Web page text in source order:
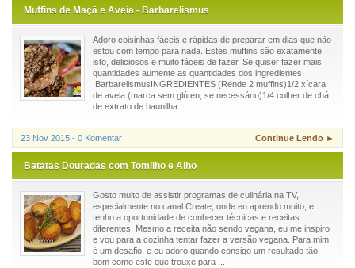
Muffins de Maçã e Aveia - Barbarelismus
Adoro coisinhas fáceis e rápidas de preparar em dias que não
estou com tempo para nada. Estes muffins são exatamente
isto, deliciosos e muito fáceis de fazer. Se quiser fazer mais
quantidades aumente as quantidades dos ingredientes.
BarbarelismusINGREDIENTES (Rende 2 muffins)1/2 xícara
de aveia (marca sem glúten, se necessário)1/4 colher de chá
de extrato de baunilha...
23 Nov 2015 - 0 Komentar Continue Lendo ►
Batatas Douradas com Tomilho e Alho
Gosto muito de assistir programas de culinária na TV,
especialmente no canal Create, onde eu aprendo muito, e
tenho a oportunidade de conhecer técnicas e receitas
diferentes. Mesmo a receita não sendo vegana, eu me inspiro
e vou para a cozinha tentar fazer a versão vegana. Para mim
é um desafio, e eu adoro quando consigo um resultado tão
bom como este que trouxe para ...